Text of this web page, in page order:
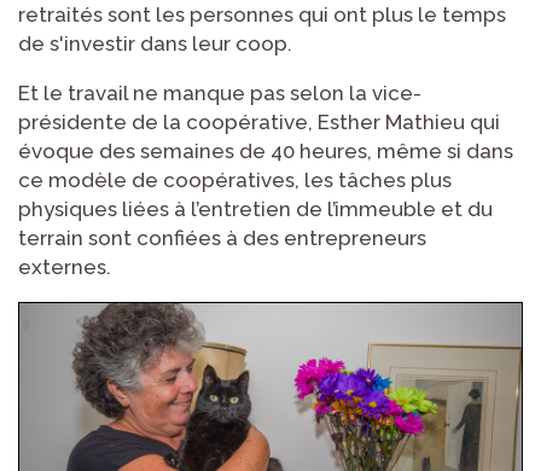
retraités sont les personnes qui ont plus le temps
de s'investir dans leur coop.
Et le travail ne manque pas selon la vice-
présidente de la coopérative, Esther Mathieu qui
évoque des semaines de 40 heures, même si dans
ce modèle de coopératives, les tâches plus
physiques liées à l’entretien de l’immeuble et du
terrain sont confiées à des entrepreneurs
externes.